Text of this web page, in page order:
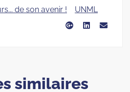
de son avenir !
UNML
similaires